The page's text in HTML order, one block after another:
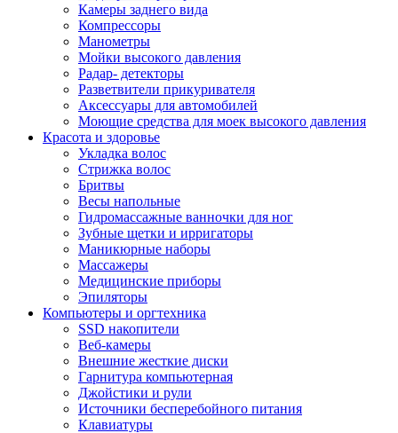
Камеры заднего вида
Компрессоры
Манометры
Мойки высокого давления
Радар- детекторы
Разветвители прикуривателя
Аксессуары для автомобилей
Моющие средства для моек высокого давления
Красота и здоровье
Укладка волос
Стрижка волос
Бритвы
Весы напольные
Гидромассажные ванночки для ног
Зубные щетки и ирригаторы
Маникюрные наборы
Массажеры
Медицинские приборы
Эпиляторы
Компьютеры и оргтехника
SSD накопители
Веб-камеры
Внешние жесткие диски
Гарнитура компьютерная
Джойстики и рули
Источники бесперебойного питания
Клавиатуры